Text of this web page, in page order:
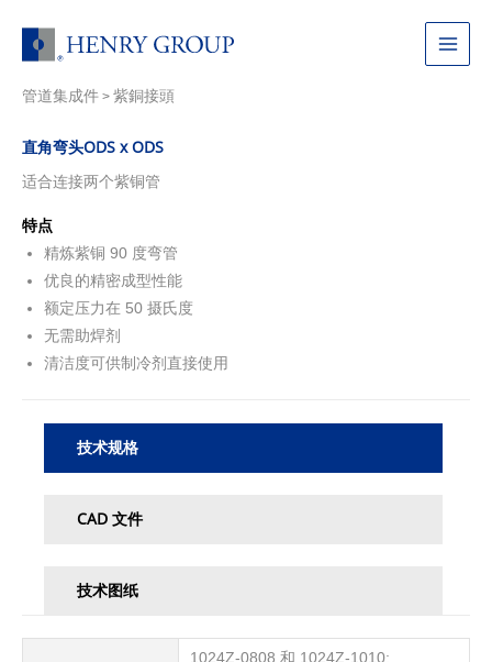
Main
管道集成件 > 紫銅接頭
直角弯头ODS x ODS
适合连接两个紫铜管
特点
精炼紫铜 90 度弯管
优良的精密成型性能
额定压力在 50 摄氏度
无需助焊剂
清洁度可供制冷剂直接使用
技术规格
CAD 文件
技术图纸
1024Z-0808 和 1024Z-1010: